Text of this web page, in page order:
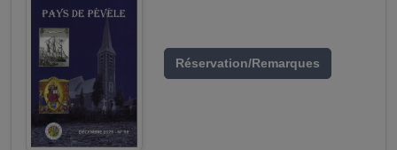
Réservation/Remarques